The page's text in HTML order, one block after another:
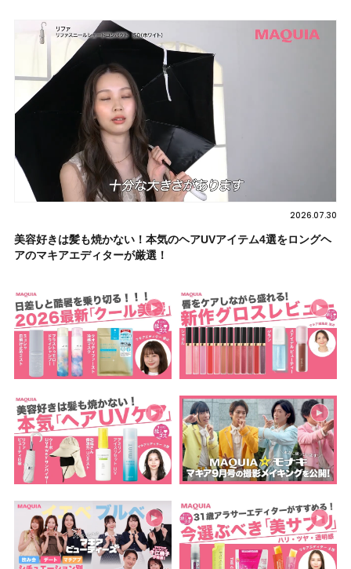
2026.07.30
美容好きは髪も焼かない！本気のヘアUVアイテム4選をロングヘ
アのマキアエディターが厳選！